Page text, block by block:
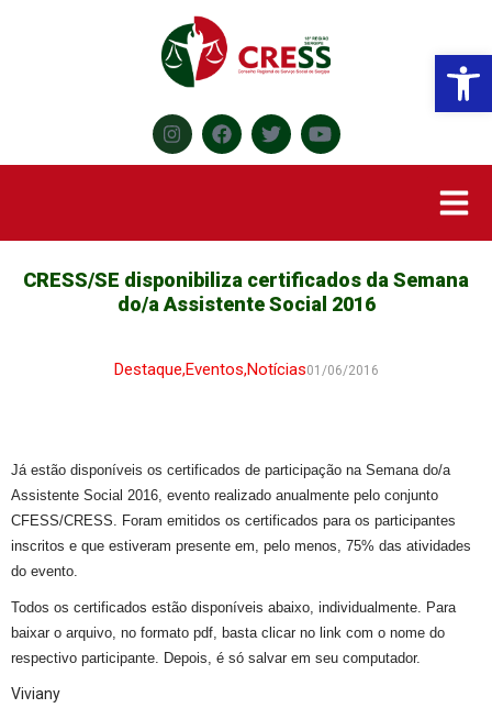
CRESS/SE disponibiliza certificados da Semana
do/a Assistente Social 2016
Destaque,Eventos,Notícias01/06/2016
Já estão disponíveis os certificados de participação na Semana do/a
Assistente Social 2016, evento realizado anualmente pelo conjunto
CFESS/CRESS. Foram emitidos os certificados para os participantes
inscritos e que estiveram presente em, pelo menos, 75% das atividades
do evento.
Todos os certificados estão disponíveis abaixo, individualmente. Para
baixar o arquivo, no formato pdf, basta clicar no link com o nome do
respectivo participante. Depois, é só salvar em seu computador.
Viviany